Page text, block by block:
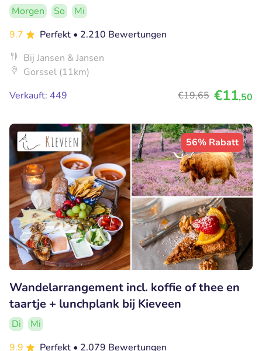
Morgen So
Mi
9.7
Perfekt • 2.210 Bewertungen
Bij Jansen & Jansen
Gorssel (11km)
Verkauft: 449
€19,65 €11,50
56% Rabatt
Wandelarrangement incl. koffie of thee en
taartje + lunchplank bij Kieveen
Di
Mi
9.9
Perfekt • 2.079 Bewertungen